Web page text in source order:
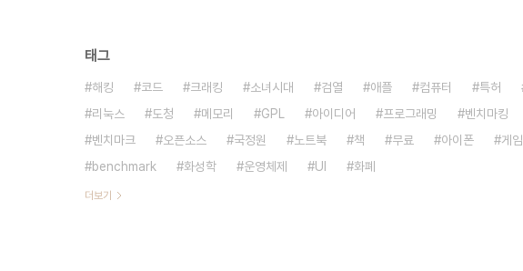
태그
해킹 코드 크래킹 소녀시대 검열 애플 컴퓨터 특허
리눅스
도청 메모리 GPL 아이디어 프로그래밍 벤치마킹
벤치마크
오픈소스 국정원 노트북 책 무료 아이폰
게임
benchmark
화성학 운영체제 UI 화폐
더보기